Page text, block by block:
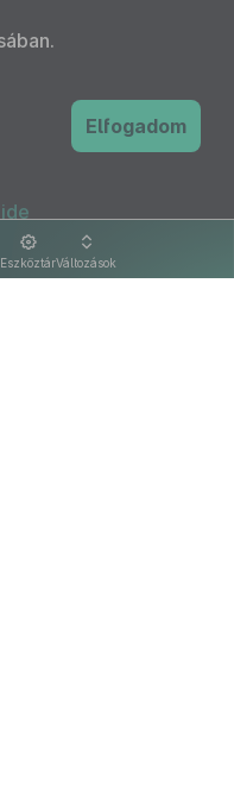
EszköztárVáltozások
ide
Elfogadom